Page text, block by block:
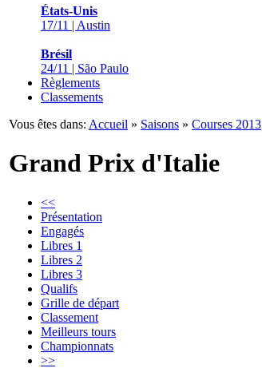
États-Unis
17/11 | Austin
Brésil
24/11 | São Paulo
Règlements
Classements
Vous êtes dans: Accueil » Saisons » Courses 2013
Grand Prix d'Italie
<<
Présentation
Engagés
Libres 1
Libres 2
Libres 3
Qualifs
Grille de départ
Classement
Meilleurs tours
Championnats
>>